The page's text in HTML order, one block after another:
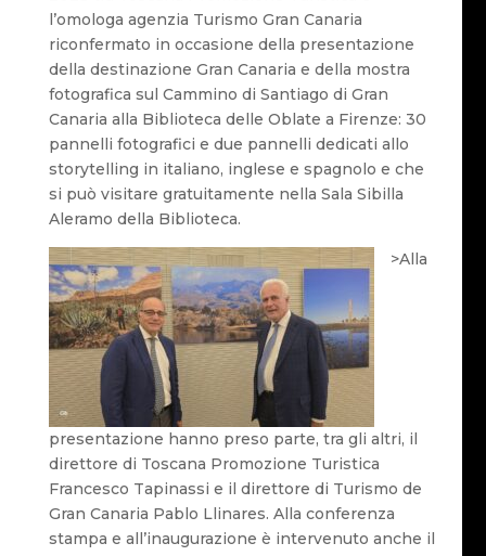
l’omologa agenzia Turismo Gran Canaria
riconfermato in occasione della presentazione
della destinazione Gran Canaria e della mostra
fotografica sul Cammino di Santiago di Gran
Canaria alla Biblioteca delle Oblate a Firenze: 30
pannelli fotografici e due pannelli dedicati allo
storytelling in italiano, inglese e spagnolo e che
si può visitare gratuitamente nella Sala Sibilla
Aleramo della Biblioteca.
>Alla
presentazione hanno preso parte, tra gli altri, il
direttore di Toscana Promozione Turistica
Francesco Tapinassi e il direttore di Turismo de
Gran Canaria Pablo Llinares. Alla conferenza
stampa e all’inaugurazione è intervenuto anche il